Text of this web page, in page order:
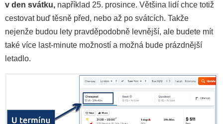
v den svátku, například 25. prosince. Většina lidí chce totiž
cestovat buď těsně před, nebo až po svátcích. Takže
nejenže budou lety pravděpodobně levnější, ale budete mít
také více last-minute možností a možná bude prázdnější
letadlo.